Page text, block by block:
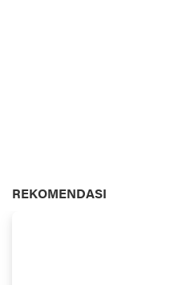
REKOMENDASI